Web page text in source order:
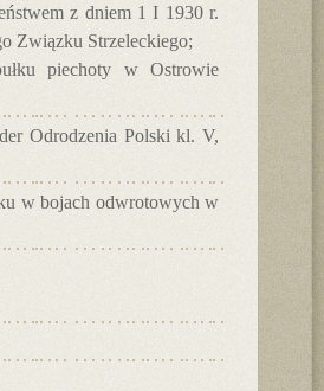
z dniem 1 I 1930 r.
Związku Strzeleckiego;
piechoty w Ostrowie
Odrodzenia Polski kl. V,
w bojach odwrotowych w